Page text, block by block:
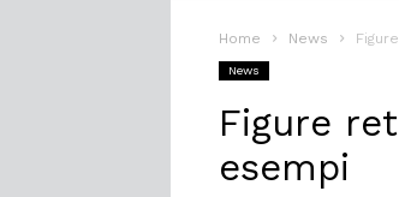
Home News
News
Figure
esempi